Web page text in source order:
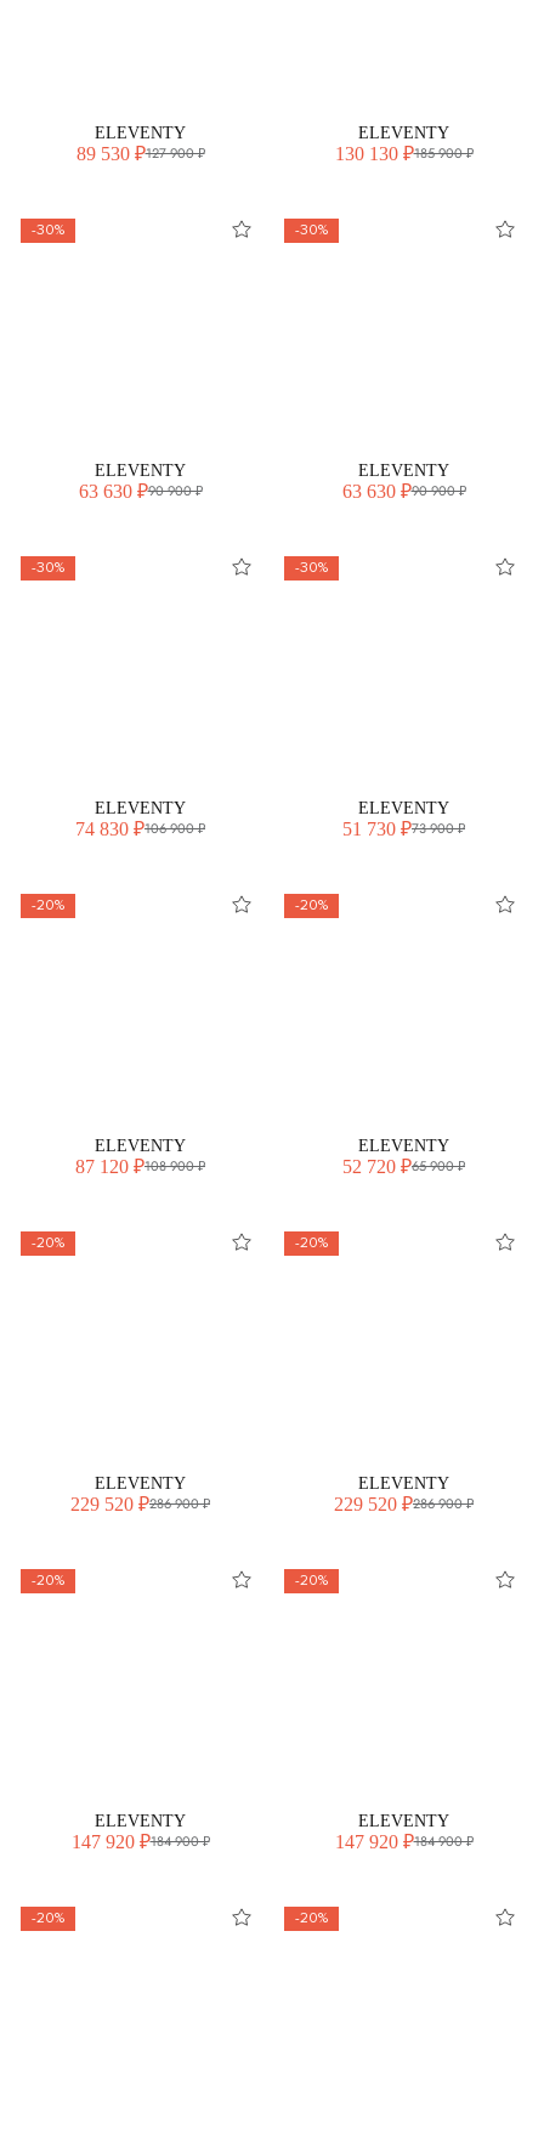
ELEVENTY
89 530 ₽127 900 ₽
ELEVENTY
130 130 ₽185 900 ₽
-30%
ELEVENTY
63 630 ₽90 900 ₽
-30%
ELEVENTY
63 630 ₽90 900 ₽
-30%
ELEVENTY
74 830 ₽106 900 ₽
-30%
ELEVENTY
51 730 ₽73 900 ₽
-20%
ELEVENTY
87 120 ₽108 900 ₽
-20%
ELEVENTY
52 720 ₽65 900 ₽
-20%
ELEVENTY
229 520 ₽286 900 ₽
-20%
ELEVENTY
229 520 ₽286 900 ₽
-20%
ELEVENTY
147 920 ₽184 900 ₽
-20%
ELEVENTY
147 920 ₽184 900 ₽
-20% -20%